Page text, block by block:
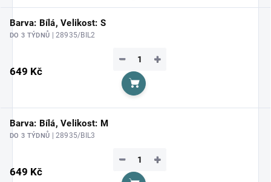
Barva: Bílá, Velikost: S
DO 3 TÝDNŮ | 28935/BIL2
649 Kč
+
−
Do košíku
Barva: Bílá, Velikost: M
DO 3 TÝDNŮ | 28935/BIL3
649 Kč
+
−